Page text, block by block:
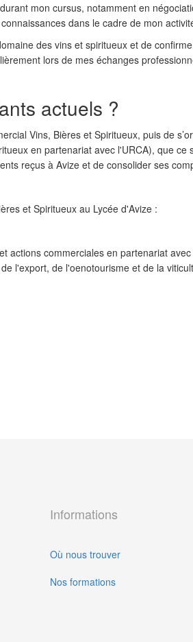
mon cursus, notamment en
dans le cadre de mon
des vins et spiritueux et de
lors de mes échanges
actuels ?
Vins, Bières et Spiritueux, puis de
en partenariat avec l'URCA), que
reçus à Avize et de consolider ses
et Spiritueux au Lycée d'Avize :
commerciales en partenariat
l'export, de l'oenotourisme et de la
Informations
Où nous trouver
Nos formations